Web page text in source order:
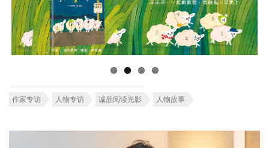
作家专访 人物专访 诚品阅读光影 人物故事